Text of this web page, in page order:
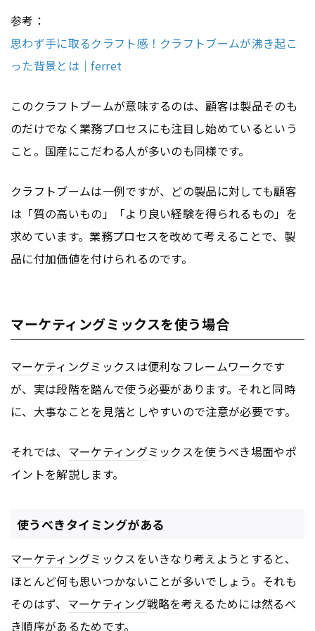
参考：
思わず手に取るクラフト感！クラフトブームが沸き起こ
った背景とは｜ferret
このクラフトブームが意味するのは、顧客は製品そのも
のだけでなく業務プロセスにも注目し始めているという
こと。国産にこだわる人が多いのも同様です。
クラフトブームは一例ですが、どの製品に対しても顧客
は「質の高いもの」「より良い経験を得られるもの」を
求めています。業務プロセスを改めて考えることで、製
品に付加価値を付けられるのです。
マーケティングミックスを使う場合
マーケティングミックスは便利なフレームワークです
が、実は段階を踏んで使う必要があります。それと同時
に、大事なことを見落としやすいので注意が必要です。
それでは、 マーケティングミックスを使うべき場面やポ
イントを解説します。
使うべきタイミングがある
マーケティングミックスをいきなり考えようとすると、
ほとんど何も思いつかないことが多いでしょう。それも
そのはず、 マーケティング戦略を考えるためには然るべ
き順序があるためです。